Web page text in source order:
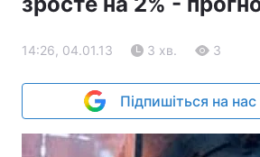
14:26, 04.01.13 3 хв. 3
Підпишіться на